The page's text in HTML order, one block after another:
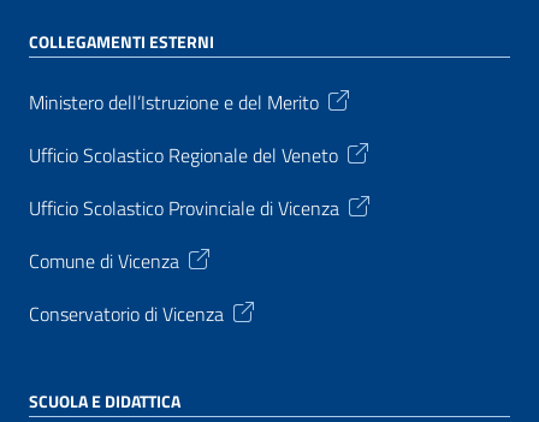
COLLEGAMENTI ESTERNI
Ministero dell’Istruzione e del Merito
Ufficio Scolastico Regionale del Veneto
Ufficio Scolastico Provinciale di Vicenza
Comune di Vicenza
Conservatorio di Vicenza
SCUOLA E DIDATTICA